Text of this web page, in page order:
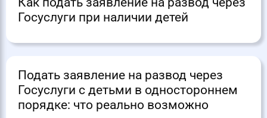
Госуслуги при наличии детей
Подать заявление на развод через
Госуслуги с детьми в одностороннем
порядке: что реально возможно